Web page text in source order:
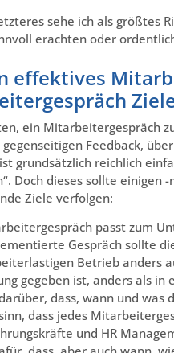
sehe ich als größtes
erachten oder
effektives
ein Mitarbeitergespräch
Feedback,
grundsätzlich reichlich
Doch dieses sollte einigen
Ziele verfolgen:
passt zum
Gespräch sollte
Betrieb anders
gegeben ist, anders als
dass, wann und was
dass jedes
und HR